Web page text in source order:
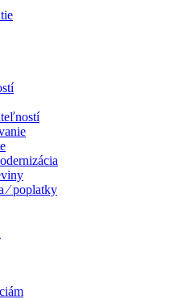
⁄ poplatky